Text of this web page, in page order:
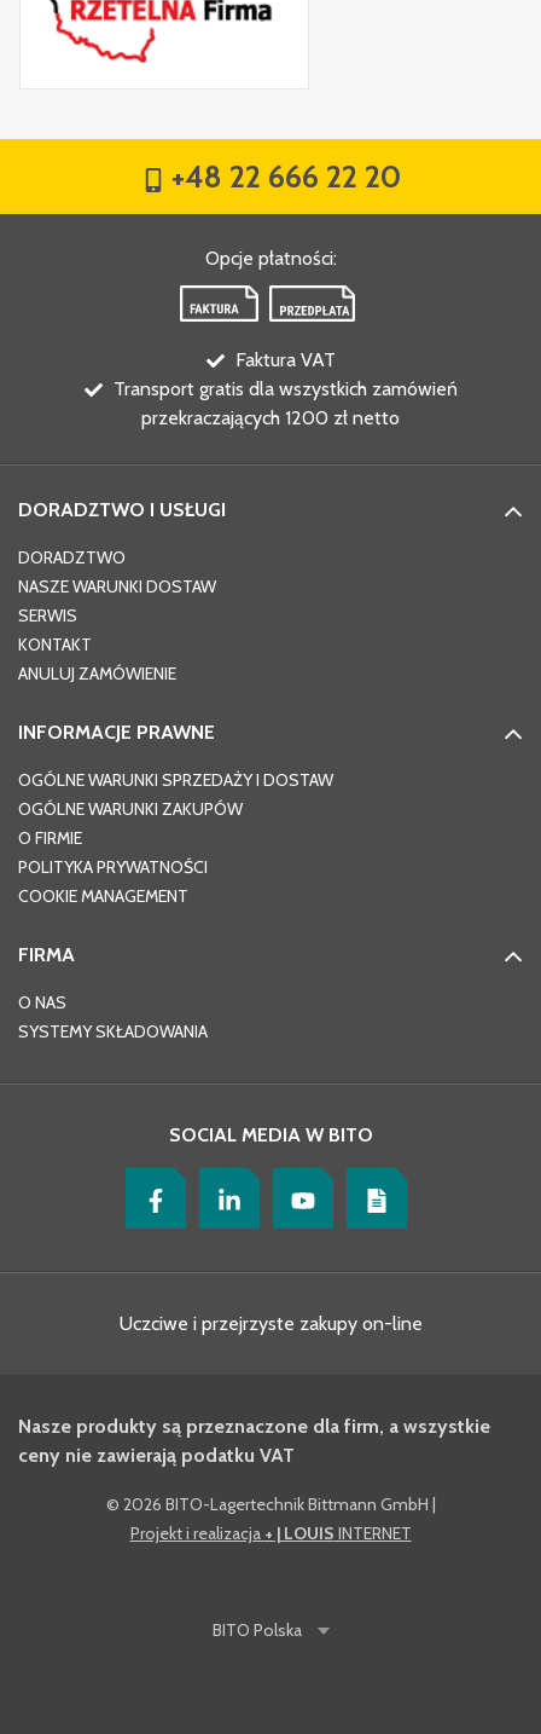
+48 22 666 22 20
Opcje płatności:
Faktura VAT
Transport gratis dla wszystkich zamówień
przekraczających 1200 zł netto
DORADZTWO I USŁUGI
DORADZTWO
NASZE WARUNKI DOSTAW
SERWIS
KONTAKT
ANULUJ ZAMÓWIENIE
INFORMACJE PRAWNE
OGÓLNE WARUNKI SPRZEDAŻY I DOSTAW
OGÓLNE WARUNKI ZAKUPÓW
O FIRMIE
POLITYKA PRYWATNOŚCI
COOKIE MANAGEMENT
FIRMA
O NAS
SYSTEMY SKŁADOWANIA
SOCIAL MEDIA W BITO
Uczciwe i przejrzyste zakupy on-line
Nasze produkty są przeznaczone dla firm, a wszystkie
ceny nie zawierają podatku VAT
© 2026 BITO-Lagertechnik Bittmann GmbH |
Projekt i realizacja + | LOUIS INTERNET
BITO Polska